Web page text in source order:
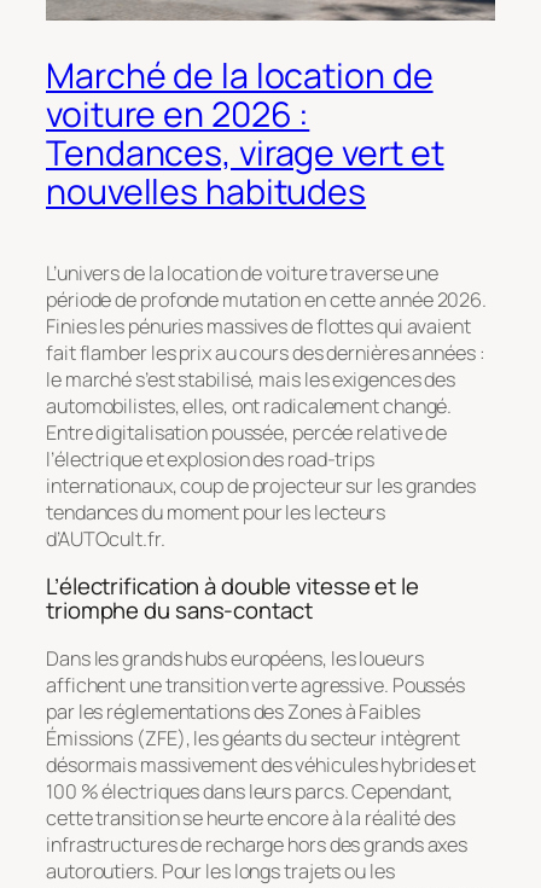
Marché de la location de
voiture en 2026 :
Tendances, virage vert et
nouvelles habitudes
L’univers de la location de voiture traverse une
période de profonde mutation en cette année 2026.
Finies les pénuries massives de flottes qui avaient
fait flamber les prix au cours des dernières années :
le marché s’est stabilisé, mais les exigences des
automobilistes, elles, ont radicalement changé.
Entre digitalisation poussée, percée relative de
l’électrique et explosion des road-trips
internationaux, coup de projecteur sur les grandes
tendances du moment pour les lecteurs
d’AUTOcult.fr.
L’électrification à double vitesse et le
triomphe du sans-contact
Dans les grands hubs européens, les loueurs
affichent une transition verte agressive. Poussés
par les réglementations des Zones à Faibles
Émissions (ZFE), les géants du secteur intègrent
désormais massivement des véhicules hybrides et
100 % électriques dans leurs parcs. Cependant,
cette transition se heurte encore à la réalité des
infrastructures de recharge hors des grands axes
autoroutiers. Pour les longs trajets ou les